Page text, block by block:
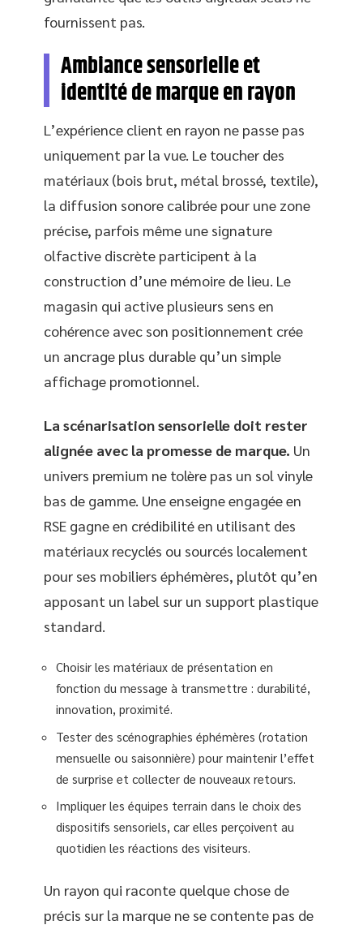
fournissent pas.
Ambiance sensorielle et
identité de marque en rayon
L’expérience client en rayon ne passe pas
uniquement par la vue. Le toucher des
matériaux (bois brut, métal brossé, textile),
la diffusion sonore calibrée pour une zone
précise, parfois même une signature
olfactive discrète participent à la
construction d’une mémoire de lieu. Le
magasin qui active plusieurs sens en
cohérence avec son positionnement crée
un ancrage plus durable qu’un simple
affichage promotionnel.
La scénarisation sensorielle doit rester
alignée avec la promesse de marque. Un
univers premium ne tolère pas un sol vinyle
bas de gamme. Une enseigne engagée en
RSE gagne en crédibilité en utilisant des
matériaux recyclés ou sourcés localement
pour ses mobiliers éphémères, plutôt qu’en
apposant un label sur un support plastique
standard.
Choisir les matériaux de présentation en
fonction du message à transmettre : durabilité,
innovation, proximité.
Tester des scénographies éphémères (rotation
mensuelle ou saisonnière) pour maintenir l’effet
de surprise et collecter de nouveaux retours.
Impliquer les équipes terrain dans le choix des
dispositifs sensoriels, car elles perçoivent au
quotidien les réactions des visiteurs.
Un rayon qui raconte quelque chose de
précis sur la marque ne se contente pas de